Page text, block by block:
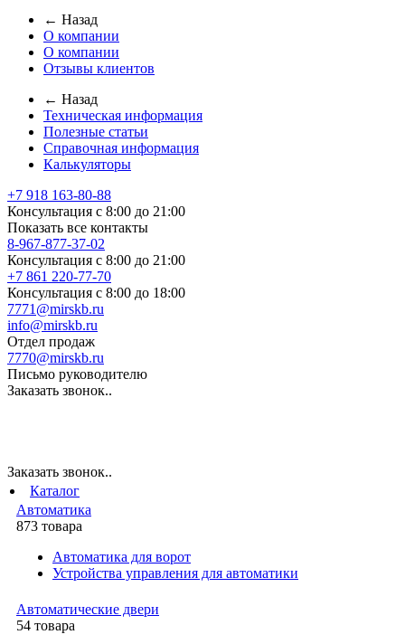
← Назад
О компании
О компании
Отзывы клиентов
← Назад
Техническая информация
Полезные статьи
Справочная информация
Калькуляторы
+7 918 163-80-88
Консультация с 8:00 до 21:00
Показать все контакты
8-967-877-37-02
Консультация с 8:00 до 21:00
+7 861 220-77-70
Консультация с 8:00 до 18:00
7771@mirskb.ru
info@mirskb.ru
Отдел продаж
7770@mirskb.ru
Письмо руководителю
Заказать звонок..
Заказать звонок..
Каталог
Автоматика
873 товара
Автоматика для ворот
Устройства управления для автоматики
Автоматические двери
54 товара